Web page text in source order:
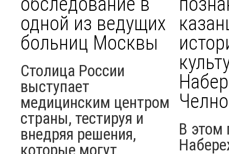
одной из ведущих
больниц Москвы
Столица России
выступает
медицинским центром
страны, тестируя и
внедряя решения,
которые могут
В этом